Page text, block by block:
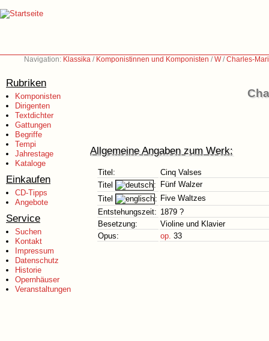
Navigation: Klassika / Komponistinnen und Komponisten /W/Charles-
Rubriken
Komponisten
Dirigenten
Textdichter
Gattungen
Begriffe
Tempi
Jahrestage
Kataloge
Einkaufen
CD-Tipps
Angebote
Service
Suchen
Kontakt
Impressum
Datenschutz
Historie
Opernhäuser
Veranstaltungen
Allgemeine Angaben zum Werk:
Titel:
Cinq Valses
Titel
:
Fünf Walzer
Titel
: Five Waltzes
Entstehungszeit: 1879 ?
Besetzung:
Violine und Klavier
Opus:
op. 33